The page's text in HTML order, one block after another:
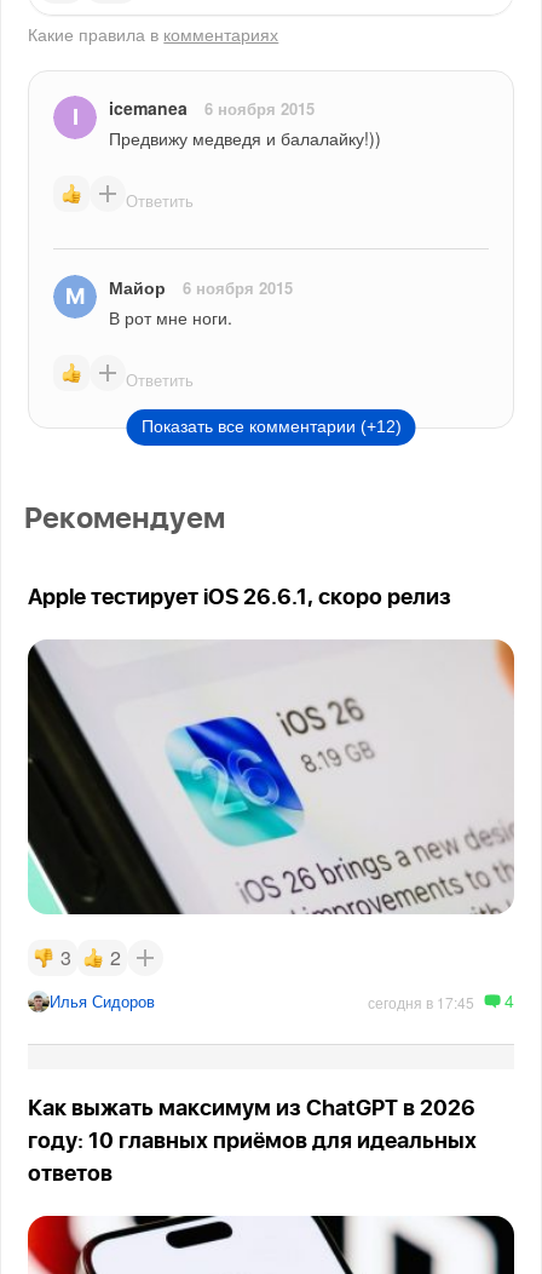
Какие правила в комментариях
icemanea 6 ноября 2015
Предвижу медведя и балалайку!))
Ответить
Майор 6 ноября 2015
В рот мне ноги.
Ответить
Показать все комментарии (+12)
Рекомендуем
Apple тестирует iOS 26.6.1, скоро релиз
3 2
Илья Сидоров сегодня в 17:45 4
Как выжать максимум из ChatGPT в 2026
году: 10 главных приёмов для идеальных
ответов